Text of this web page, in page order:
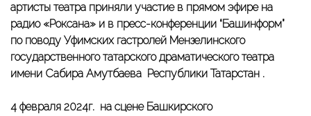
артисты театра приняли участие в прямом эфире на
радио «Роксана» и в пресс-конференции “Башинформ”
по поводу Уфимских гастролей Мензелинского
государственного татарского драматического театра
имени Сабира Амутбаева Республики Татарстан .
4 февраля 2024г. на сцене Башкирского